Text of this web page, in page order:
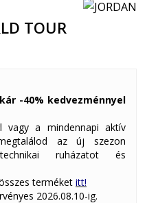
TOUR
-40% kedvezménnyel
vagy a mindennapi aktív
az új szezon
ruházatot és
terméket itt!
2026.08.10-ig.